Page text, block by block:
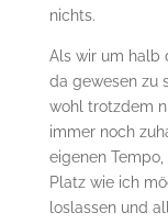
nichts.
Als wir um halb
da gewesen zu
wohl trotzdem
immer noch
eigenen
Platz wie ich
loslassen und